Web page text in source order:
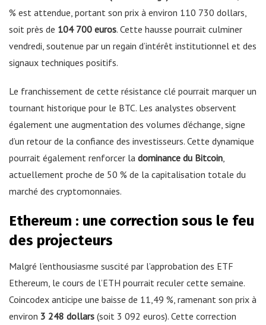
% est attendue, portant son prix à environ 110 730 dollars,
soit près de 104 700 euros. Cette hausse pourrait culminer
vendredi, soutenue par un regain d’intérêt institutionnel et des
signaux techniques positifs.
Le franchissement de cette résistance clé pourrait marquer un
tournant historique pour le BTC. Les analystes observent
également une augmentation des volumes d’échange, signe
d’un retour de la confiance des investisseurs. Cette dynamique
pourrait également renforcer la dominance du Bitcoin,
actuellement proche de 50 % de la capitalisation totale du
marché des cryptomonnaies.
Ethereum : une correction sous le feu
des projecteurs
Malgré l’enthousiasme suscité par l’approbation des ETF
Ethereum, le cours de l’ETH pourrait reculer cette semaine.
Coincodex anticipe une baisse de 11,49 %, ramenant son prix à
environ 3 248 dollars (soit 3 092 euros). Cette correction